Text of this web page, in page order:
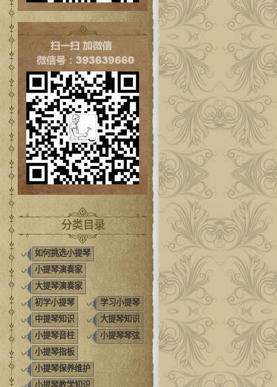
分类目录
如何挑选小提琴
小提琴演奏家
大提琴演奏家
初学小提琴
学习小提琴
中提琴知识
大提琴知识
小提琴音柱
小提琴琴弦
小提琴指板
小提琴保养维护
小提琴教学知识